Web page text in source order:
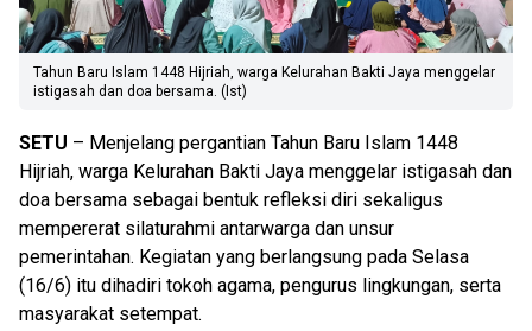
Tahun Baru Islam 1448 Hijriah, warga Kelurahan Bakti Jaya menggelar
istigasah dan doa bersama. (Ist)
SETU – Menjelang pergantian Tahun Baru Islam 1448
Hijriah, warga Kelurahan Bakti Jaya menggelar istigasah dan
doa bersama sebagai bentuk refleksi diri sekaligus
mempererat silaturahmi antarwarga dan unsur
pemerintahan. Kegiatan yang berlangsung pada Selasa
(16/6) itu dihadiri tokoh agama, pengurus lingkungan, serta
masyarakat setempat.